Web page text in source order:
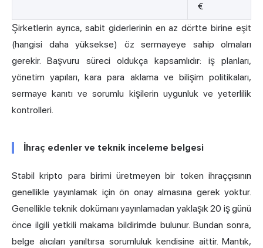
€
Şirketlerin ayrıca, sabit giderlerinin en az dörtte birine eşit
(hangisi daha yüksekse) öz sermayeye sahip olmaları
gerekir. Başvuru süreci oldukça kapsamlıdır: iş planları,
yönetim yapıları, kara para aklama ve bilişim politikaları,
sermaye kanıtı ve sorumlu kişilerin uygunluk ve yeterlilik
kontrolleri.
İhraç edenler ve teknik inceleme belgesi
Stabil kripto para birimi üretmeyen bir token ihraççısının
genellikle yayınlamak için ön onay almasına gerek yoktur.
Genellikle teknik dokümanı yayınlamadan yaklaşık 20 iş günü
önce ilgili yetkili makama bildirimde bulunur. Bundan sonra,
belge alıcıları yanıltırsa sorumluluk kendisine aittir. Mantık,